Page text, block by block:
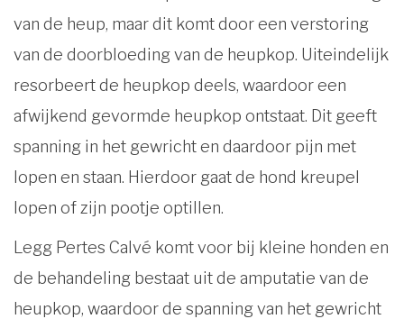
van de heup, maar dit komt door een verstoring
van de doorbloeding van de heupkop. Uiteindelijk
resorbeert de heupkop deels, waardoor een
afwijkend gevormde heupkop ontstaat. Dit geeft
spanning in het gewricht en daardoor pijn met
lopen en staan. Hierdoor gaat de hond kreupel
lopen of zijn pootje optillen.
Legg Pertes Calvé komt voor bij kleine honden en
de behandeling bestaat uit de amputatie van de
heupkop, waardoor de spanning van het gewricht